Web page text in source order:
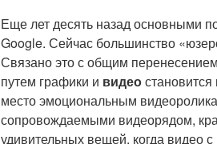
Еще лет десять назад основными
Google. Сейчас большинство
Связано это с общим
путем графики и видео
место эмоциональным
сопровождаемыми видеорядом,
удивительных вещей, когда видео